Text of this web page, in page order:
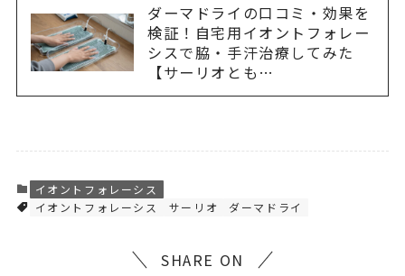
ダーマドライの口コミ・効果を
検証！自宅用イオントフォレー
シスで脇・手汗治療してみた
【サーリオとも…
イオントフォレーシス
イオントフォレーシス
サーリオ ダーマドライ
SHARE ON